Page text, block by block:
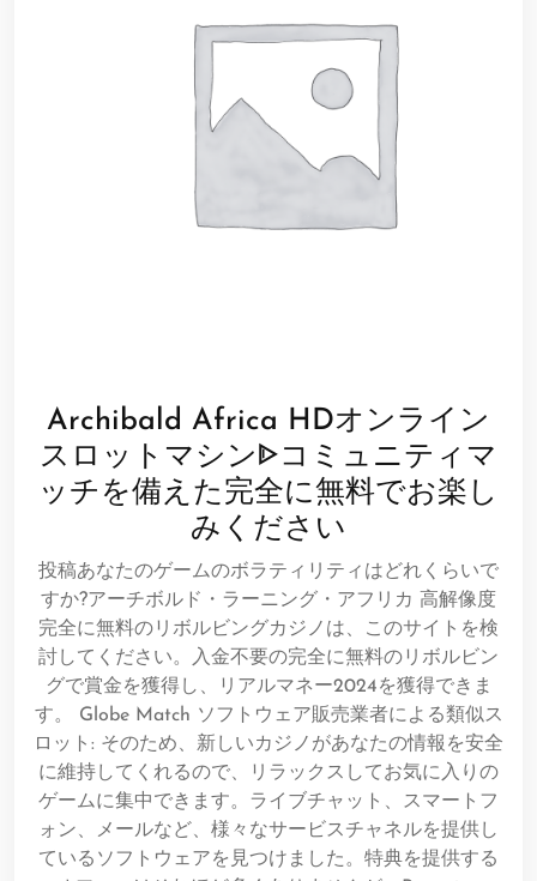
Archibald Africa HDオンライン
スロットマシンᐈコミュニティマ
ッチを備えた完全に無料でお楽し
みください
投稿あなたのゲームのボラティリティはどれくらいで
すか?アーチボルド・ラーニング・アフリカ 高解像度
完全に無料のリボルビングカジノは、このサイトを検
討してください。入金不要の完全に無料のリボルビン
グで賞金を獲得し、リアルマネー2024を獲得できま
す。 Globe Match ソフトウェア販売業者による類似ス
ロット: そのため、新しいカジノがあなたの情報を安全
に維持してくれるので、リラックスしてお気に入りの
ゲームに集中できます。ライブチャット、スマートフ
ォン、メールなど、様々なサービスチャネルを提供し
ているソフトウェアを見つけました。特典を提供する